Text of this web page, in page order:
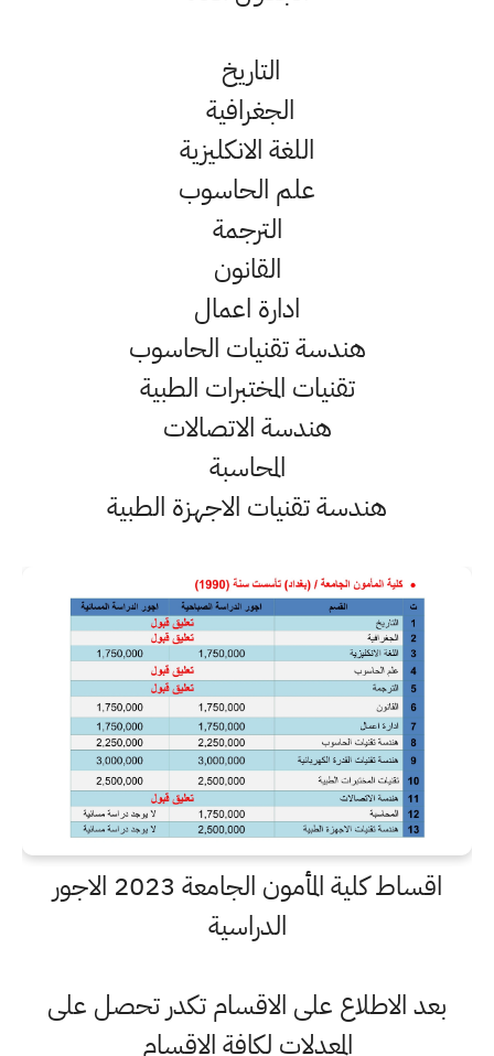
التاريخ
الجغرافية
اللغة الانكليزية
علم الحاسوب
الترجمة
القانون
ادارة اعمال
هندسة تقنيات الحاسوب
تقنيات المختبرات الطبية
هندسة الاتصالات
المحاسبة
هندسة تقنيات الاجهزة الطبية
اقساط كلية المأمون الجامعة 2023 الاجور
الدراسية
بعد الاطلاع على الاقسام تكدر تحصل على
المعدلات لكافة الاقسام